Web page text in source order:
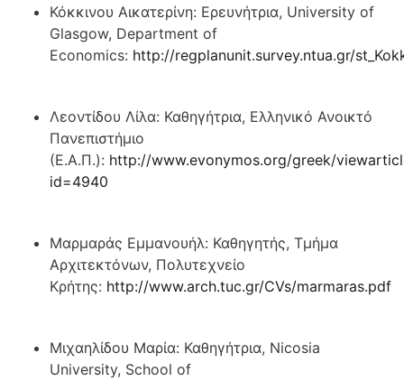
Κόκκινου Αικατερίνη: Ερευνήτρια, University of
Glasgow, Department of
Economics: http://regplanunit.survey.ntua.gr/
Λεοντίδου Λίλα: Καθηγήτρια, Ελληνικό Ανοικτό
Πανεπιστήμιο
(Ε.Α.Π.): http://www.evonymos.org/greek/
id=4940
Μαρμαράς Εμμανουήλ: Καθηγητής, Τμήμα
Αρχιτεκτόνων, Πολυτεχνείο
Κρήτης: http://www.arch.tuc.gr/CVs/marmaras.pdf
Μιχαηλίδου Μαρία: Καθηγήτρια, Nicosia
University, School of